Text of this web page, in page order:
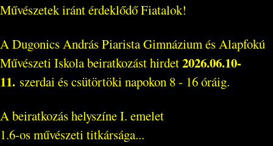
Művészetek iránt érdeklődő Fiatalok!
A Dugonics András Piarista Gimnázium és Alapfokú
Művészeti Iskola beiratkozást hirdet2026.06.10-
11. szerdai és csütörtöki napokon 8 - 16 óráig.
A beiratkozás helyszíne I. emelet
1.6-os művészeti titkársága...